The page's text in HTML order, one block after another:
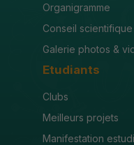
Organigramme
Conseil scientifique
Galerie photos &
Etudiants
Clubs
Meilleurs projets
Manifestation